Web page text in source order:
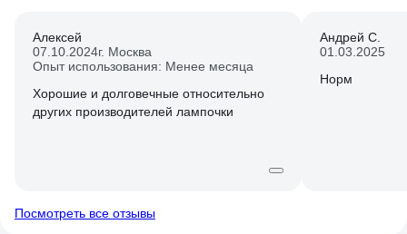
Алексей
07.10.2024г. Москва
Опыт использования: Менее месяца
Хорошие и долговечные относительно
других производителей лампочки
Андрей С.
01.03.2025
Норм
Посмотреть все отзывы